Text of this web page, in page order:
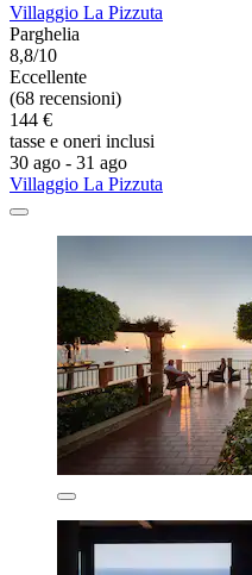
Villaggio La Pizzuta
Parghelia
8,8/10
Eccellente
(68 recensioni)
144 €
tasse e oneri inclusi
30 ago - 31 ago
Villaggio La Pizzuta